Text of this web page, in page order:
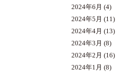
2024年6月 (4)
2024年5月 (11)
2024年4月 (13)
2024年3月 (8)
2024年2月 (16)
2024年1月 (8)